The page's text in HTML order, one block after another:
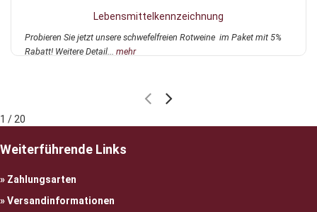
Lebensmittelkennzeichnung
Probieren Sie jetzt unsere schwefelfreien Rotweine im Paket mit 5%
Rabatt! Weitere Detail... mehr
1 / 20
Weiterführende Links
Zahlungsarten
Versandinformationen